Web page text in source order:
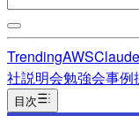
TrendingAWSClaude
社説明会勉強会事例
目次